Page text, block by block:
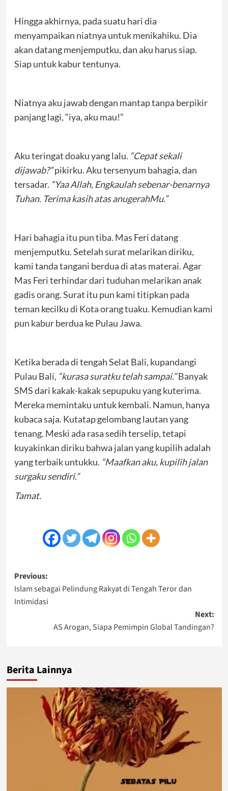
Hingga akhirnya, pada suatu hari dia
menyampaikan niatnya untuk menikahiku. Dia
akan datang menjemputku, dan aku harus siap.
Siap untuk kabur tentunya.
Niatnya aku jawab dengan mantap tanpa berpikir
panjang lagi, “iya, aku mau!”
Aku teringat doaku yang lalu. “Cepat sekali
dijawab?”pikirku. Aku tersenyum bahagia, dan
tersadar. “Yaa Allah, Engkaulah sebenar-benarnya
Tuhan. Terima kasih atas anugerahMu.”
Hari bahagia itu pun tiba. Mas Feri datang
menjemputku. Setelah surat melarikan diriku,
kami tanda tangani berdua di atas materai. Agar
Mas Feri terhindar dari tuduhan melarikan anak
gadis orang. Surat itu pun kami titipkan pada
teman kecilku di Kota orang tuaku. Kemudian kami
pun kabur berdua ke Pulau Jawa.
Ketika berada di tengah Selat Bali, kupandangi
Pulau Bali, “kurasa suratku telah sampai.”Banyak
SMS dari kakak-kakak sepupuku yang kuterima.
Mereka memintaku untuk kembali. Namun, hanya
kubaca saja. Kutatap gelombang lautan yang
tenang. Meski ada rasa sedih terselip, tetapi
kuyakinkan diriku bahwa jalan yang kupilih adalah
yang terbaik untukku. “Maafkan aku, kupilih jalan
surgaku sendiri.”
Tamat.
Post
navigation
Previous:
Islam sebagai Pelindung Rakyat di Tengah Teror dan
Intimidasi
Next:
AS Arogan, Siapa Pemimpin Global Tandingan?
Berita Lainnya